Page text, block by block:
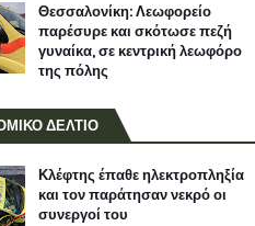
Θεσσαλονίκη: Λεωφορείο
παρέσυρε και σκότωσε πεζή
γυναίκα, σε κεντρική λεωφόρο
της πόλης
ΔΕΛΤΙΟ
Κλέφτης έπαθε ηλεκτροπληξία
και τον παράτησαν νεκρό οι
συνεργοί του